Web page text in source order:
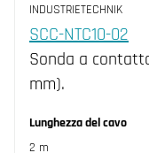
INDUSTRIETECHNIK
SCC-NTC10-02
Sonda a
mm).
Lunghezza del cavo
2 m